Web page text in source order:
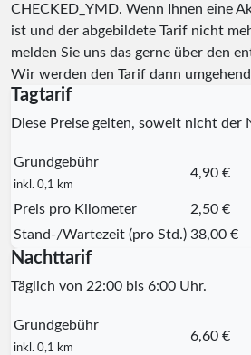
CHECKED_YMD. Wenn Ihnen eine
ist und der abgebildete Tarif nicht
melden Sie uns das gerne über den
Wir werden den Tarif dann
Tagtarif
Diese Preise gelten, soweit nicht der
Grundgebühr
inkl. 0,1 km
4,90 €
Preis pro Kilometer
2,50 €
Stand-/Wartezeit (pro Std.) 38,00 €
Nachttarif
Täglich von 22:00 bis 6:00 Uhr.
Grundgebühr
inkl. 0,1 km
6,60 €